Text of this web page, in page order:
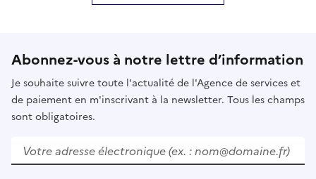
Abonnez-vous à notre lettre d’information
Je souhaite suivre toute l'actualité de l'Agence de services et
de paiement en m'inscrivant à la newsletter. Tous les champs
sont obligatoires.
Votre adresse électronique (ex. : nom@domaine.fr)